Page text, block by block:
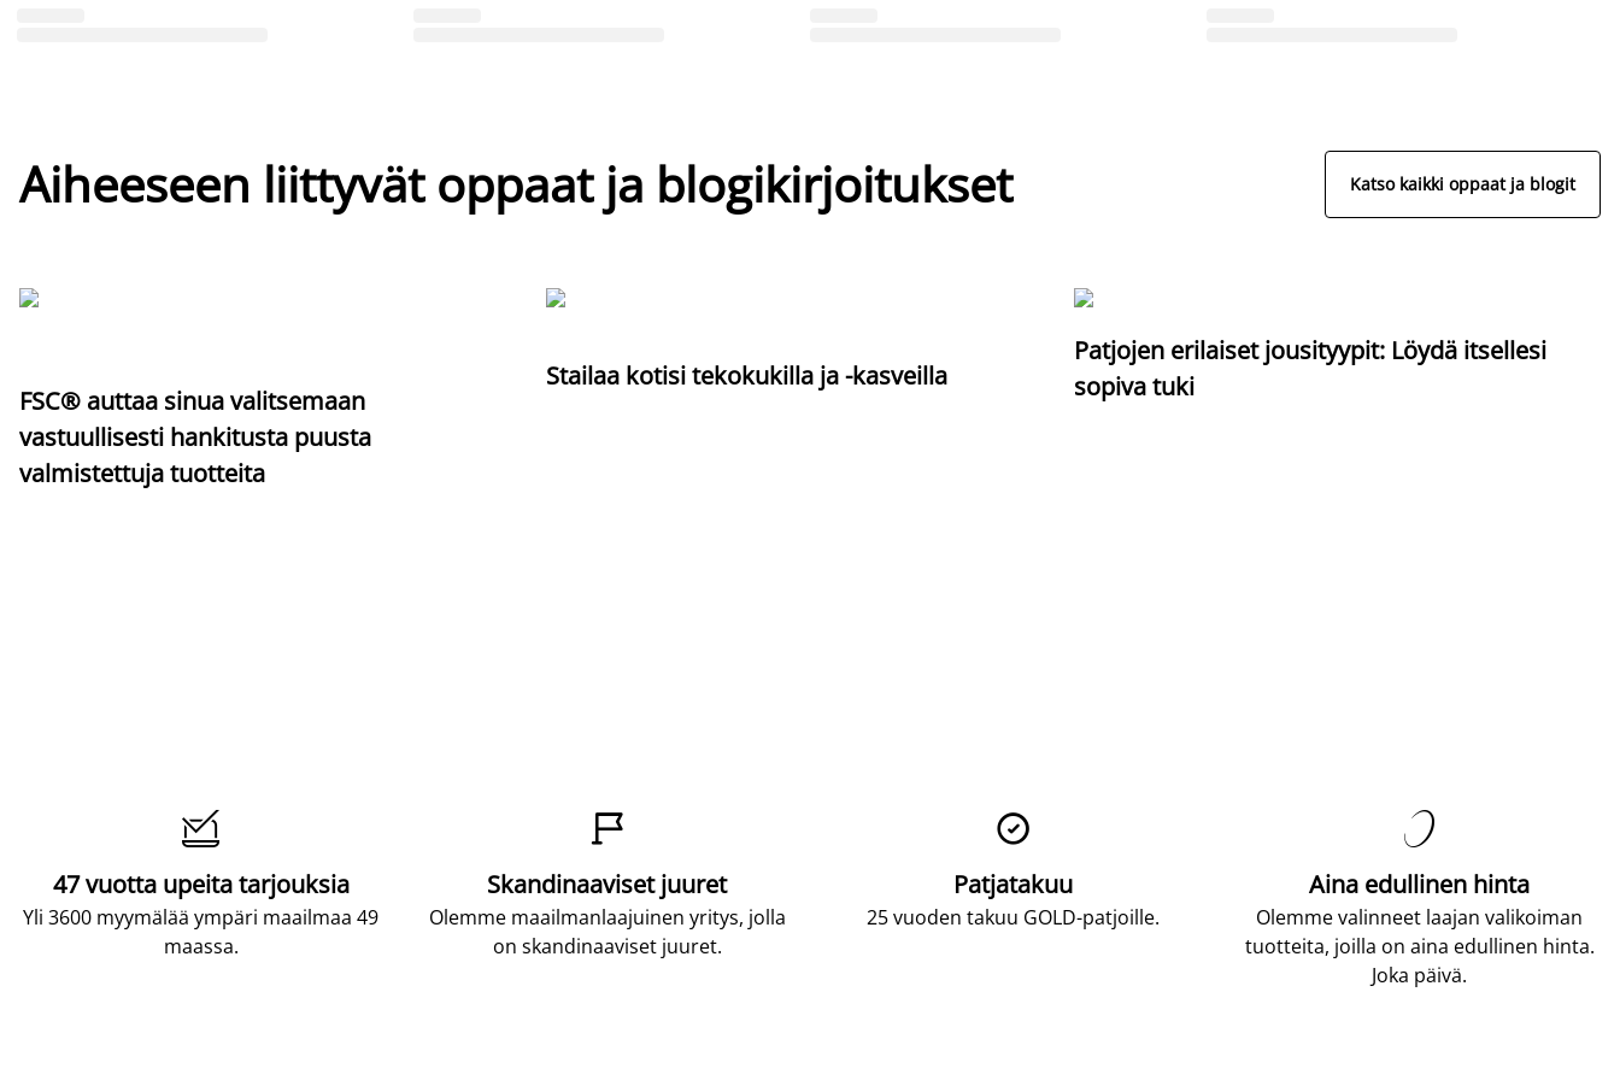
Aiheeseen liittyvät oppaat ja blogikirjoitukset Katso kaikki oppaat ja blogit
FSC® auttaa sinua valitsemaan
vastuullisesti hankitusta puusta
valmistettuja tuotteita
Stailaa kotisi tekokukilla ja -kasveilla
Patjojen erilaiset jousityypit: Löydä itsellesi
sopiva tuki

47 vuotta upeita tarjouksia
Yli 3600 myymälää ympäri maailmaa 49
maassa.

Skandinaaviset juuret
Olemme maailmanlaajuinen yritys, jolla
on skandinaaviset juuret.

Patjatakuu
25 vuoden takuu GOLD-patjoille.

Aina edullinen hinta
Olemme valinneet laajan valikoiman
tuotteita, joilla on aina edullinen hinta.
Joka päivä.